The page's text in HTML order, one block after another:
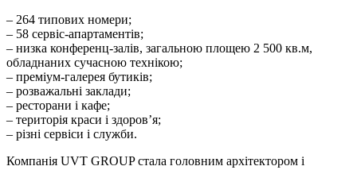
– 264 типових номери;
– 58 сервіс-апартаментів;
– низка конференц-залів, загальною площею 2 500 кв.м,
обладнаних сучасною технікою;
– преміум-галерея бутиків;
– розважальні заклади;
– ресторани і кафе;
– територія краси і здоров’я;
– різні сервіси і служби.
Компанія UVT GROUP стала головним архітектором і